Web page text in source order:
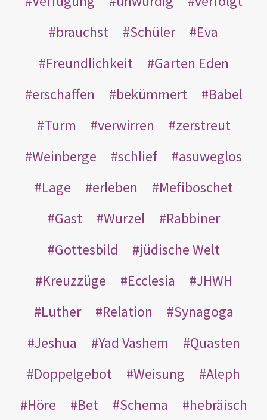
brauchst
Schüler
Eva
Freundlichkeit
Garten Eden
erschaffen
bekümmert
Babel
Turm
verwirren
zerstreut
Weinberge
schlief
asuweglos
Lage
erleben
Mefiboschet
Gast
Wurzel
Rabbiner
Gottesbild
jüdische Welt
Kreuzzüge
Ecclesia
JHWH
Luther
Relation
Synagoga
Jeshua
Yad Vashem
Quasten
Doppelgebot
Weisung
Aleph
Höre
Bet Schema
hebräisch